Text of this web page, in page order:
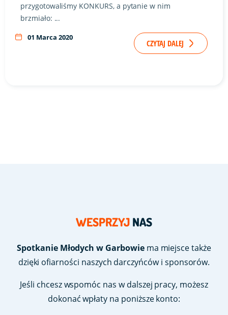
przygotowaliśmy KONKURS, a pytanie w nim
brzmiało: ...
01 Marca 2020
CZYTAJ DALEJ
WESPRZYJNAS
Spotkanie Młodych w Garbowiema miejsce także
dzięki ofiarności naszych darczyńców i sponsorów.
Jeśli chcesz wspomóc nas w dalszej pracy, możesz
dokonać wpłaty na poniższe konto: